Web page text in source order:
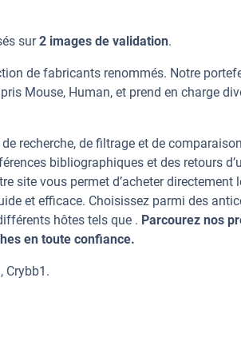
sur2 images de validation.
de fabricants renommés. Notre
Mouse, Human, et prend en charge
recherche, de filtrage et de
bibliographiques et des retours
site vous permet d’acheter directement
et efficace. Choisissez parmi des
hôtes tels que . Parcourez nos
en toute confiance.
Crybb1.